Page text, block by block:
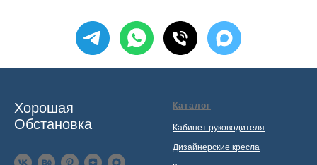
Хорошая
Обстановка
Каталог
Кабинет руководителя
Дизайнерские кресла